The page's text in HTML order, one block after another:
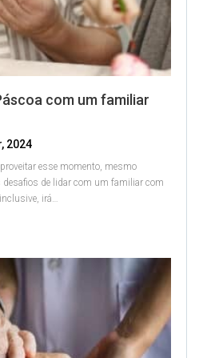
com um familiar
2024
esse momento, mesmo
de lidar com um familiar com
irá